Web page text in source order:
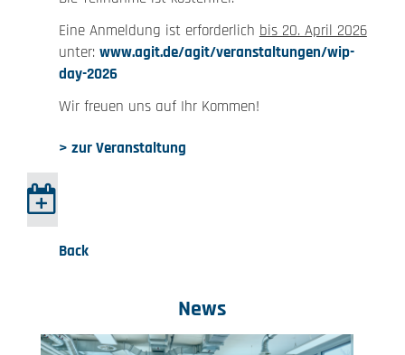
Eine Anmeldung ist erforderlich bis 20. April 2026
unter: www.agit.de/agit/veranstaltungen/wip-
day-2026
Wir freuen uns auf Ihr Kommen!
> zur Veranstaltung
Back
News